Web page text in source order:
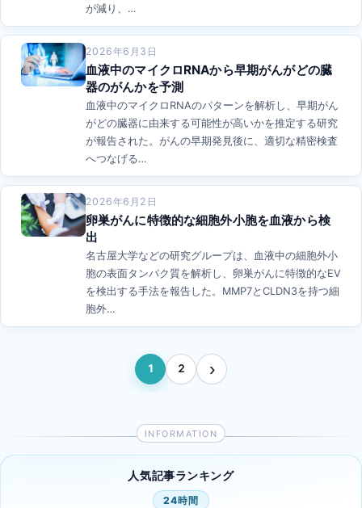
が減り、…
2026年6月3日
血液中のマイクロRNAから早期がんがどの臓
器のがんかを予測
血液中のマイクロRNAのパターンを解析し、早期がん
がどの臓器に由来する可能性が高いかを推定する研究
が報告された。がんの早期発見後に、適切な精密検査
へつなげる…
2026年6月2日
卵巣がんに特徴的な細胞外小胞を血液から検
出
名古屋大学などの研究グループは、血液中の細胞外小
胞の表面タンパク質を解析し、卵巣がんに特徴的なEV
を検出する手法を報告した。MMP7とCLDN3を持つ細
胞外…
1 2 ›
次のページ
人気記事ランキング
24時間